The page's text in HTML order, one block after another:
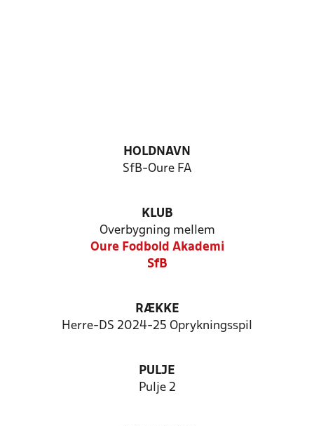
HOLDNAVN
SfB-Oure FA
KLUB
Overbygning mellem
Oure Fodbold Akademi
SfB
RÆKKE
Herre-DS 2024-25 Oprykningsspil
PULJE
Pulje 2